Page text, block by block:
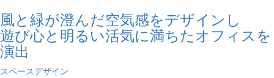
風と緑が澄んだ空気感をデザインし
遊び心と明るい活気に満ちたオフィスを
演出
スペースデザイン